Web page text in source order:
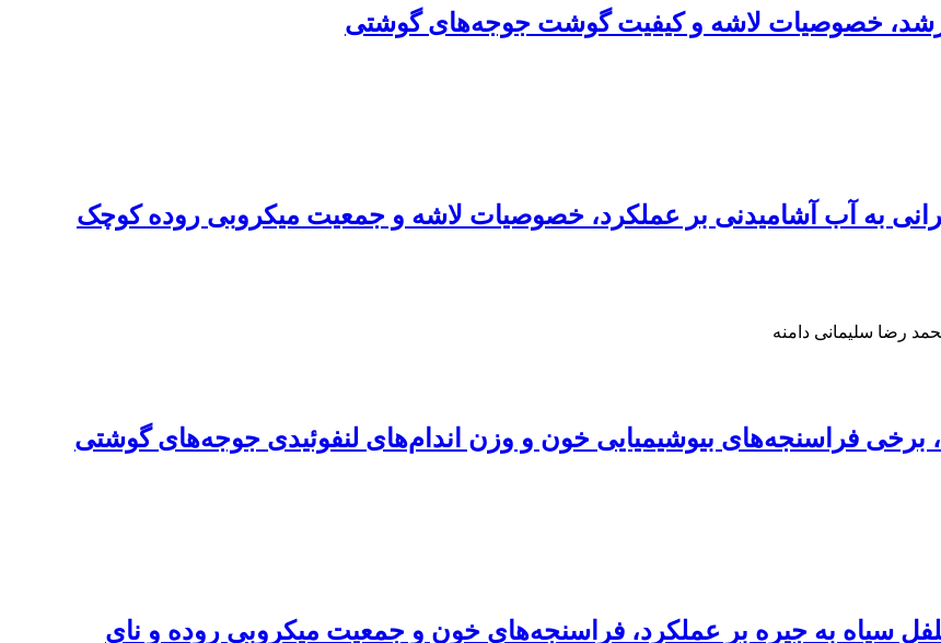
رشد، خصوصیات لاشه و کیفیت گوشت جوجه‌های گوشتی
به آب آشامیدنی بر عملکرد، خصوصیات لاشه و جمعیت میکروبی روده کوچک
رضا سلیمانی دامنه
سیاه به جیره بر عملکرد، فراسنجه‌های خون و جمعیت میکروبی روده و نای